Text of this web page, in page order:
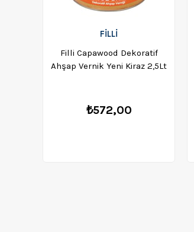
FİLLİ
Filli Capawood Dekoratif
Ahşap Vernik Yeni Kiraz 2,5Lt
₺572,00